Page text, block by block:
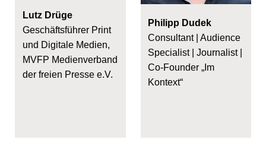
Lutz Drüge
Geschäftsführer Print
und Digitale Medien,
MVFP Medienverband
der freien Presse e.V.
Philipp Dudek
Consultant | Audience
Specialist | Journalist |
Co-Founder „Im
Kontext“